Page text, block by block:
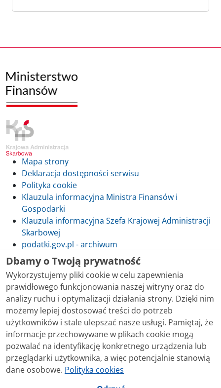
Mapa strony
Deklaracja dostępności serwisu
Polityka cookie
Klauzula informacyjna Ministra Finansów i
Gospodarki
Klauzula informacyjna Szefa Krajowej Administracji
Skarbowej
podatki.gov.pl - archiwum
Skontaktuj się z nami
Treści zamieszczone w serwisie udostępniamy
bezpłatnie. Korzystanie z treści opublikowanych w
serwisie podatki.gov.pl, niezależnie od celu i sposobu
korzystania, nie wymaga zgody Ministerstwa Finansów.
Treści znaczone w serwisie jako treści będące
przedmiotem praw autorskich, o ile nie jest to
Dbamy o Twoją prywatność
Wykorzystujemy pliki cookie w celu zapewnienia
prawidłowego funkcjonowania naszej witryny oraz do
analizy ruchu i optymalizacji działania strony. Dzięki nim
możemy lepiej dostosować treści do potrzeb
użytkowników i stale ulepszać nasze usługi. Pamiętaj, że
informacje przechowywane w plikach cookie mogą
pozwalać na identyfikację konkretnego urządzenia lub
przeglądarki użytkownika, a więc potencjalnie stanowią
dane osobowe. Polityka cookies